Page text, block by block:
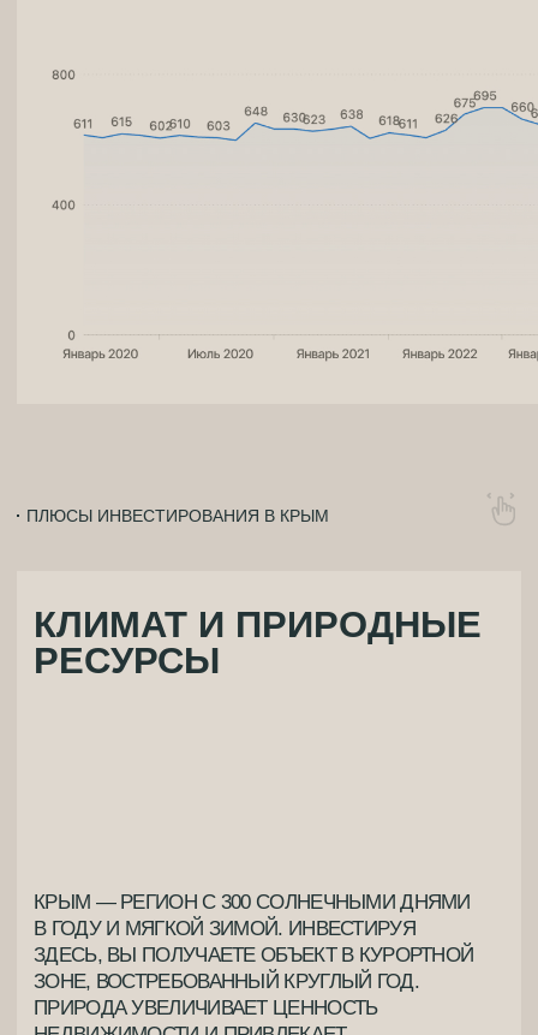
АРХИТЕКТУРЫ.
СОСЕДСТВО КУЛЬТУР: КРЫМСКИЕ ТАТАРЫ, АРМЯНЕ,
ГРЕКИ, СЛАВЯНЕ — КАЖДЫЙ ОСТАВИЛ СВОЙ СЛЕД.